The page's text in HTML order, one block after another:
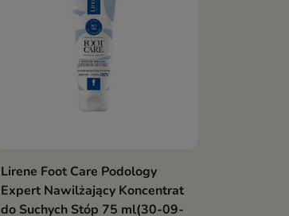
 Dodaj do koszyka
Lirene Foot Care Podology
Expert Nawilżający Koncentrat
do Suchych Stóp 75 ml(30-09-